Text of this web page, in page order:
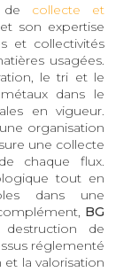
de collecte et
son expertise
et collectivités
usagées.
le tri et le
dans le
en vigueur.
organisation
une collecte
chaque flux.
tout en
dans une
BG
de
réglementé
et la valorisation